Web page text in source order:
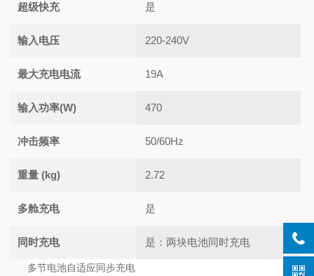
超级快充 是
输入电压 220-240V
最大充电电流 19A
输入功率(W) 470
冲击频率 50/60Hz
重量 (kg) 2.72
多舱充电 是
同时充电 是：两块电池同时充电
多节电池自适应同步充电